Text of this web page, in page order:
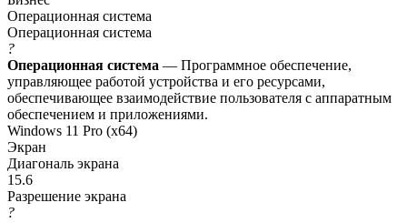
Операционная система
Операционная система
?
Операционная система — Программное обеспечение,
управляющее работой устройства и его ресурсами,
обеспечивающее взаимодействие пользователя с аппаратным
обеспечением и приложениями.
Windows 11 Pro (x64)
Экран
Диагональ экрана
15.6
Разрешение экрана
?